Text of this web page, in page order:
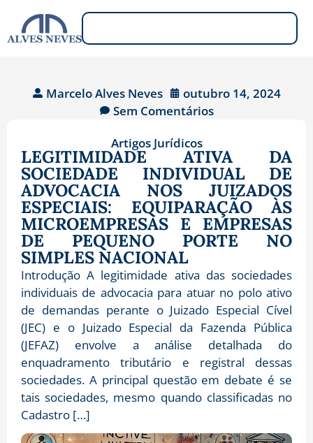
Marcelo Alves Neves
outubro 14, 2024
Sem Comentários
Artigos Jurídicos
LEGITIMIDADE ATIVA DA
SOCIEDADE INDIVIDUAL DE
ADVOCACIA NOS JUIZADOS
ESPECIAIS: EQUIPARAÇÃO ÀS
MICROEMPRESAS E EMPRESAS
DE PEQUENO PORTE NO
SIMPLES NACIONAL
Introdução A legitimidade ativa das sociedades
individuais de advocacia para atuar no polo ativo
de demandas perante o Juizado Especial Cível
(JEC) e o Juizado Especial da Fazenda Pública
(JEFAZ) envolve a análise detalhada do
enquadramento tributário e registral dessas
sociedades. A principal questão em debate é se
tais sociedades, mesmo quando classificadas no
Cadastro […]